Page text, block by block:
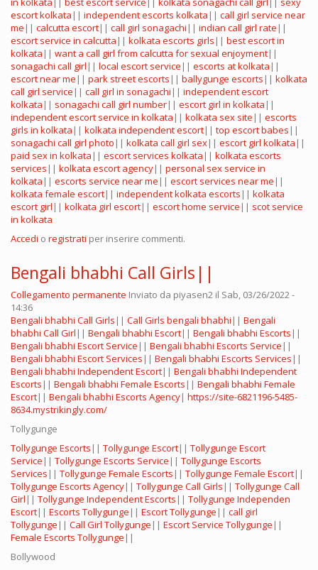
escort kolkata || independent escorts kolkata || call girl service near
me || calcutta escort|| call girl sonagachi || indian call girl rate ||
escort service in calcutta || kolkata escorts girls || best escort in
kolkata || want a call girl from calcutta for sexual enjoyment||
sonagachi call girl || local escort service || escorts at kolkata ||
escort near me || park street escorts || ballygunge escorts || kolkata
call girl service || call girl in sonagachi || independent escort
kolkata || sonagachi call girl number|| escort girl in kolkata ||
independent escort service in kolkata || kolkata sex site || escorts
girls in kolkata || kolkata independent escort|| top escort babes ||
sonagachi call girl photo || kolkata call girl sex|| escort girl kolkata ||
paid sex in kolkata || escort services kolkata || kolkata escorts
services || kolkata escort agency|| personal sex service in
kolkata || escorts service near me || escort services near me ||
kolkata female escort|| independent kolkata escorts || kolkata
escort girl || kolkata girl escort|| escort home service || scot service
in kolkata
Accedi o registrati per inserire commenti.
Bengali bhabhi Call Girls||
Collegamento permanente Inviato da piyasen2 il Sab, 03/26/2022 -
14:36
Bengali bhabhi Call Girls || Call Girls bengali bhabhi || Bengali
bhabhi Call Girl || Bengali bhabhi Escort|| Bengali bhabhi Escorts ||
Bengali bhabhi Escort Service || Bengali bhabhi Escorts Service ||
Bengali bhabhi Escort Services || Bengali bhabhi Escorts Services ||
Bengali bhabhi Independent Escort|| Bengali bhabhi Independent
Escorts || Bengali bhabhi Female Escorts || Bengali bhabhi Female
Escort|| Bengali bhabhi Escorts Agency| https://site-6821196-5485-
8634.mystrikingly.com/
Tollygunge
Tollygunge Escorts || Tollygunge Escort|| Tollygunge Escort
Service || Tollygunge Escorts Service || Tollygunge Escorts
Services || Tollygunge Female Escorts || Tollygunge Female Escort||
Tollygunge Escorts Agency|| Tollygunge Call Girls || Tollygunge Call
Girl || Tollygunge Independent Escorts || Tollygunge Independen
Escort|| Escorts Tollygunge || Escort Tollygunge || call girl
Tollygunge || Call Girl Tollygunge || Escort Service Tollygunge ||
Female Escorts Tollygunge ||
Bollywood